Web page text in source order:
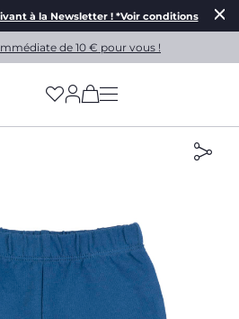
à la Newsletter ! *Voir conditions
de 10 € pour vous !
(has more options